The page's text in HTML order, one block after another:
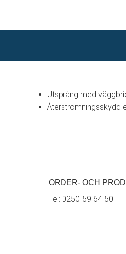
Utsprång med
Återströmningsskydd
ORDER- OCH
Tel: 0250-59 64 50